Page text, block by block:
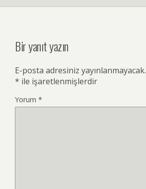
Bir yanıt yazın
E-posta adresiniz yayınlanmayacak.
* ile işaretlenmişlerdir
Yorum *